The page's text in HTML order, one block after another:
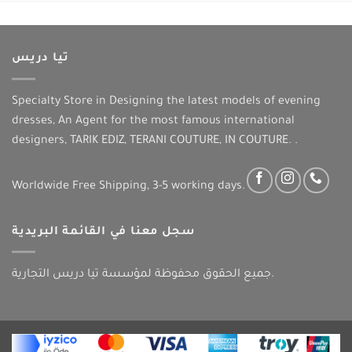
تيا دريس
Specialty Store in Designing the latest models of evening
dresses, An Agent for the most famous international
designers, TARIK EDIZ, TERANI COUTURE, IN COUTURE. .
Worldwide Free Shipping, 3-5 working days.
سجل معنا في القائمة البريدية
جميع الحقوق محفوظة لمؤسسة تيا دريس التجارية.